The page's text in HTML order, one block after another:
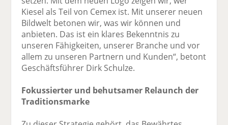
Kiesel als Teil von Cemex ist. Mit unserer neuen
Bildwelt betonen wir, was wir können und
anbieten. Das ist ein klares Bekenntnis zu
unseren Fähigkeiten, unserer Branche und vor
allem zu unseren Partnern und Kunden“, betont
Geschäftsführer Dirk Schulze.
Fokussierter und behutsamer Relaunch der
Traditionsmarke